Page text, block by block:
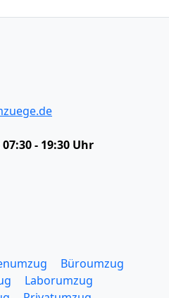
07:30 - 19:30 Uhr
Büroumzug
Laborumzug